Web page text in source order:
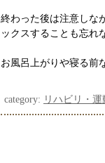
終わった後は注意しな
ックスすることも忘れ
お風呂上がりや寝る前
category: リハビリ・運